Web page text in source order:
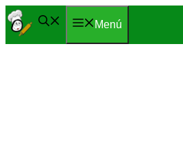
Saltar
al
Menú